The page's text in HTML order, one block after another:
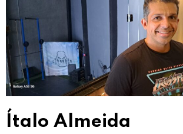
Ítalo Almeida